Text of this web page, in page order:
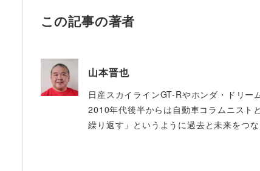
この記事の著者
山本晋也
日産スカイラインGT-Rやホンダ・ドリー
2010年代後半からは自動車コラムニスト
繰り返す」というように過去と未来をつ